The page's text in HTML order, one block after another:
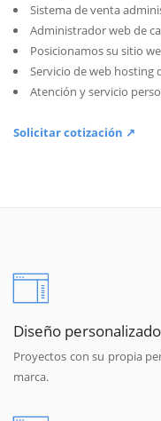
Sistema de venta
Administrador web de
Posicionamos su sitio
Servicio de web hosting
Atención y servicio
Solicitar cotización ↗
Diseño personalizado
Proyectos con su propia
marca.